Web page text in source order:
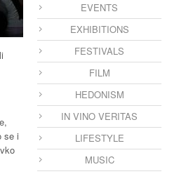
se i
EVENTS
EXHIBITIONS
FESTIVALS
FILM
HEDONISM
IN VINO VERITAS
LIFESTYLE
MUSIC